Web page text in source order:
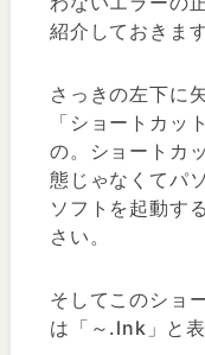
紹介しておきます
さっきの左下に
「ショートカッ
の。ショートカ
態じゃなくてパ
ソフトを起動す
さい。
そしてこのショ
は「～.lnk」と